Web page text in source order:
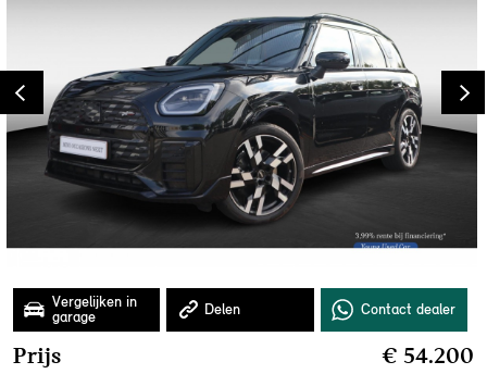
Prijs € 54.200